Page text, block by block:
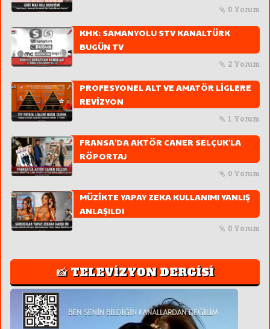
0 Yorum
KHK: SAMANYOLU STV KANALTÜRK
BUGÜN TV
2 Yorum
PROFESYONEL ALT VE AMATÖR LİGLERE
REVİZYON
1 Yorum
FRANSA'DA AKTÖR CANER SELÇUK'LA
RÖPORTAJ
0 Yorum
MÜZİKTE YAPAY ZEKA KULLANIMI YANLIŞ
ANLAŞILDI
0 Yorum
📸 TELEVİZYON DERGİSİ